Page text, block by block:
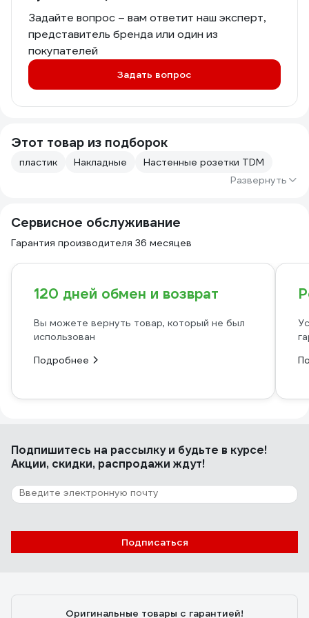
Задайте вопрос – вам ответит наш эксперт,
представитель бренда или один из
покупателей
Задать вопрос
Этот товар из подборок
пластик Накладные
Настенные розетки TDM
Развернуть
Сервисное обслуживание
Гарантия производителя 36 месяцев
120 дней обмен и возврат
Вы можете вернуть товар, который не был
использован
Подробнее
Подпишитесь на рассылкуи будьте в курсе!
Акции, скидки, распродажи ждут!
Подписаться
Оригинальные товары с гарантией!